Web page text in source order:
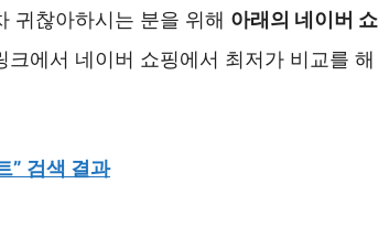
귀찮아하시는 분을 위해 아래의 네이버 쇼
크에서 네이버 쇼핑에서 최저가 비교를 해
” 검색 결과